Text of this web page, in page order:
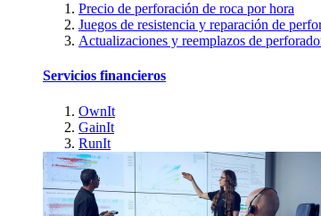
Precio de perforación de roca por hora
Juegos de resistencia y reparación de
Actualizaciones y reemplazos de
Servicios financieros
OwnIt
GainIt
RunIt